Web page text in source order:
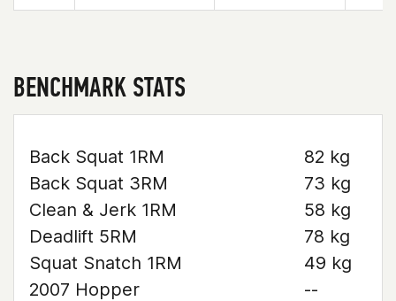
BENCHMARK STATS
Back Squat 1RM
82 kg
Back Squat 3RM
73 kg
Clean & Jerk 1RM
58 kg
Deadlift 5RM
78 kg
Squat Snatch 1RM
49 kg
2007 Hopper
--